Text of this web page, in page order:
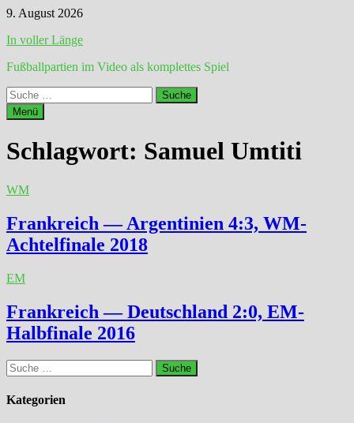
Zum
springen
9. August 2026
In voller Länge
Fußballpartien im Video als komplettes Spiel
Suche
nach:
Menü
Schlagwort: Samuel Umtiti
WM
Frankreich — Argentinien 4:3, WM-
Achtelfinale 2018
EM
Frankreich — Deutschland 2:0, EM-
Halbfinale 2016
Suche
nach:
Kategorien